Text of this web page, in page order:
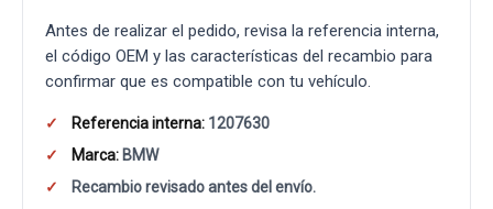
Antes de realizar el pedido, revisa la referencia interna,
el código OEM y las características del recambio para
confirmar que es compatible con tu vehículo.
Referencia interna: 1207630
Marca: BMW
Recambio revisado antes del envío.